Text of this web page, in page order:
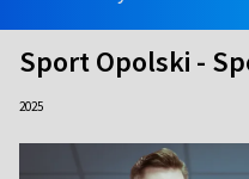
Sport Opolski -
2025